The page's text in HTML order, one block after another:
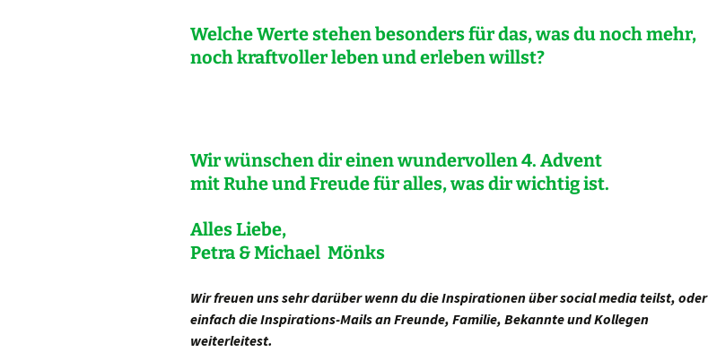
Welche Werte stehen besonders für das, was du noch mehr,
noch kraftvoller leben und erleben willst?
Wir wünschen dir einen wundervollen 4. Advent
mit Ruhe und Freude für alles, was dir wichtig ist.
Alles Liebe,
Petra & Michael Mönks
Wir freuen uns sehr darüber wenn du die Inspirationen über social media teilst, oder
einfach die Inspirations-Mails an Freunde, Familie, Bekannte und Kollegen
weiterleitest.